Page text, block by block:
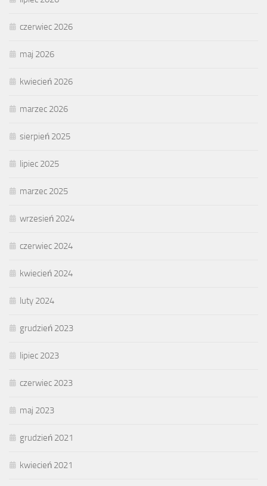
czerwiec 2026
maj 2026
kwiecień 2026
marzec 2026
sierpień 2025
lipiec 2025
marzec 2025
wrzesień 2024
czerwiec 2024
kwiecień 2024
luty 2024
grudzień 2023
lipiec 2023
czerwiec 2023
maj 2023
grudzień 2021
kwiecień 2021